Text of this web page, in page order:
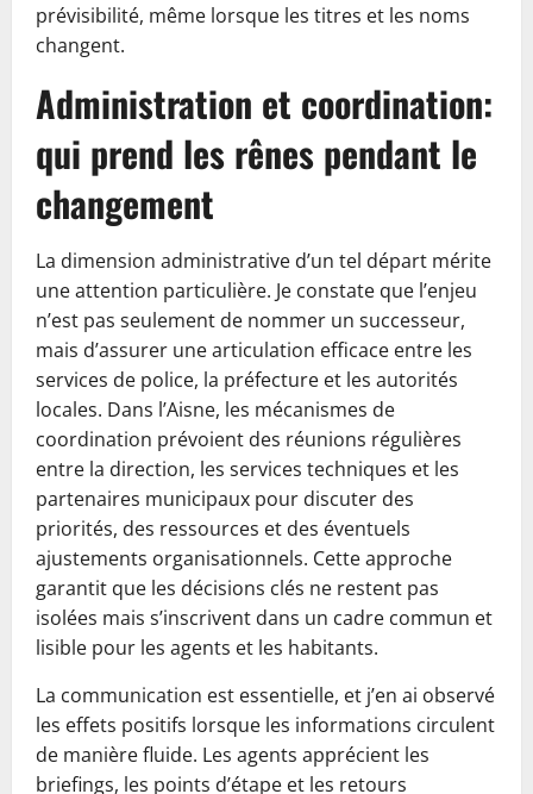
prévisibilité, même lorsque les titres et les noms
changent.
Administration et coordination:
qui prend les rênes pendant le
changement
La dimension administrative d’un tel départ mérite
une attention particulière. Je constate que l’enjeu
n’est pas seulement de nommer un successeur,
mais d’assurer une articulation efficace entre les
services de police, la préfecture et les autorités
locales. Dans l’Aisne, les mécanismes de
coordination prévoient des réunions régulières
entre la direction, les services techniques et les
partenaires municipaux pour discuter des
priorités, des ressources et des éventuels
ajustements organisationnels. Cette approche
garantit que les décisions clés ne restent pas
isolées mais s’inscrivent dans un cadre commun et
lisible pour les agents et les habitants.
La communication est essentielle, et j’en ai observé
les effets positifs lorsque les informations circulent
de manière fluide. Les agents apprécient les
briefings, les points d’étape et les retours